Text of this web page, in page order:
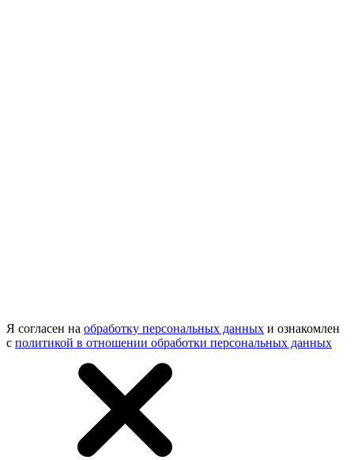
Я согласен на обработку персональных данных и ознакомлен
с политикой в отношении обработки персональных данных